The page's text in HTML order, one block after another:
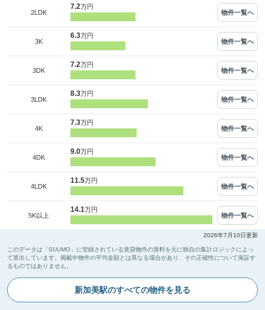
2LDK
7.2万円
物件一覧へ
3K
6.3万円
物件一覧へ
3DK
7.2万円
物件一覧へ
3LDK
8.3万円
物件一覧へ
4K
7.3万円
物件一覧へ
4DK
9.0万円
物件一覧へ
4LDK
11.5万円
物件一覧へ
5K以上
14.1万円
物件一覧へ
2026年7月10日更新
このデータは「SUUMO」に登録されている賃貸物件の賃料を元に独自の集計ロジックによっ
て算出しています。掲載中物件の平均金額とは異なる場合があり、その正確性について保証す
るものではありません。
新加美駅のすべての物件を見る